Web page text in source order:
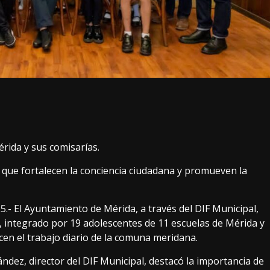
y sus comisarías.
fortalecen la conciencia ciudadana y promueven la
El Ayuntamiento de Mérida, a través del DIF Municipal,
por 19 adolescentes de 11 escuelas de Mérida y
el trabajo diario de la comuna meridana.
director del DIF Municipal, destacó la importancia de